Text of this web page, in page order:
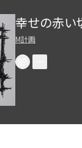
幸せの赤い
M計画